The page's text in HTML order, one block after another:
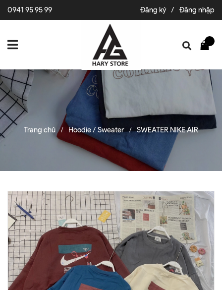
0941 95 95 99 Đăng ký / Đăng nhập
Trang chủ / Hoodie / Sweater / SWEATER NIKE AIR